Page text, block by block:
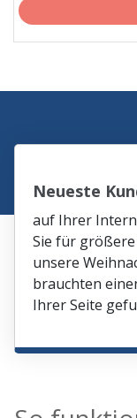
Neueste
auf Ihrer
Sie für
unsere
brauchten
Ihrer Seite